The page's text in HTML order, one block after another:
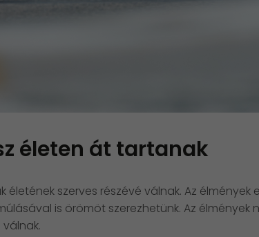
életen át tartanak
szerves részévé válnak. Az élmények
is örömöt szerezhetünk. Az élmények